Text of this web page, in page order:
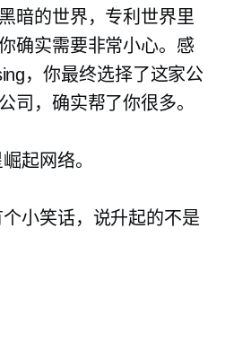
暗的世界，专利世界里
确实需​​要非常小心。感
，你最终选择了这家公
司，确实帮了你很多。
起网络。
小笑话，说升起的不是